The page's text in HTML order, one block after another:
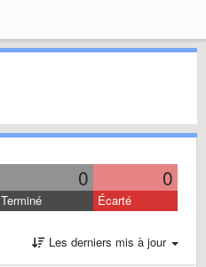
0 0
Terminé Écarté
Les derniers mis à jour